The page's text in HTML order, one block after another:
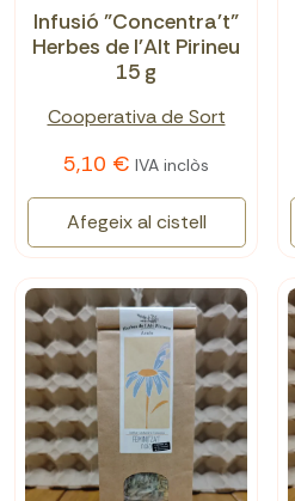
Infusió "Concentra't"
Herbes de l'Alt Pirineu
15 g
Cooperativa de Sort
5,10 € IVA inclòs
Afegeix al cistell